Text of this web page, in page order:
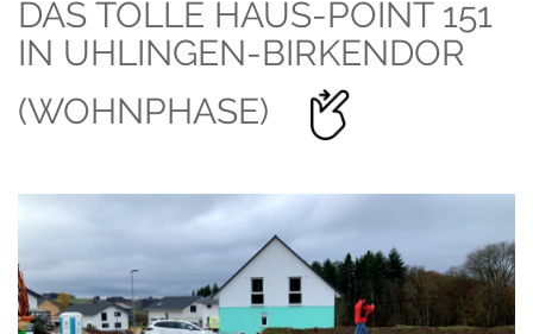
DAS TOLLE HAUS-POINT 151
IN UHLINGEN-BIRKENDOR
(WOHNPHASE)